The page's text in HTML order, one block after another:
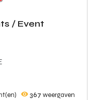
/ Event
367 weergaven